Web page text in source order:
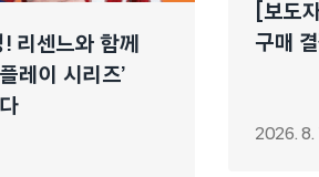
리센느와 함께
레이 시리즈’
[보도
구매
2026. 8.